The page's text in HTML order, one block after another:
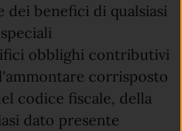
dei benefici di qualsiasi
obblighi contributivi
corrisposto
codice fiscale, della
dato presente